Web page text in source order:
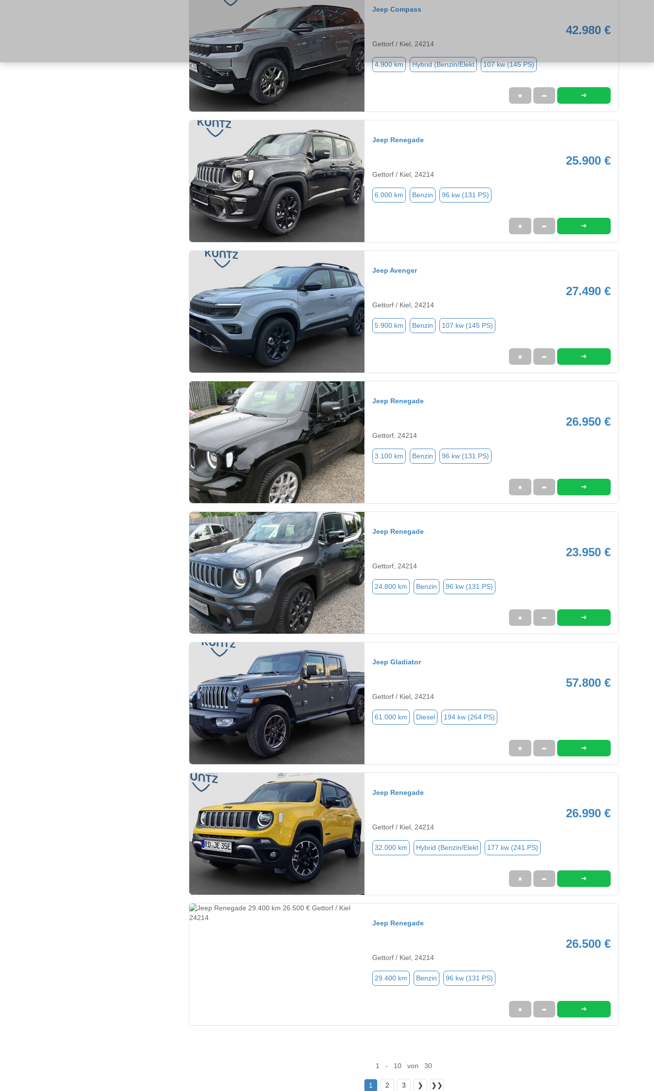
Jeep Compass
42.980 €
Gettorf / Kiel, 24214
4.900 km Hybrid (Benzin/Elekt 107 kw (145 PS)
★ ➦ ➜
Jeep Renegade
25.900 €
Gettorf / Kiel, 24214
6.000 km Benzin 96 kw (131 PS)
★ ➦ ➜
Jeep Avenger
27.490 €
Gettorf / Kiel, 24214
5.900 km Benzin 107 kw (145 PS)
★ ➦ ➜
Jeep Renegade
26.950 €
Gettorf, 24214
3.100 km Benzin 96 kw (131 PS)
★ ➦ ➜
Jeep Renegade
23.950 €
Gettorf, 24214
24.800 km Benzin 96 kw (131 PS)
★ ➦ ➜
Jeep Gladiator
57.800 €
Gettorf / Kiel, 24214
61.000 km Diesel 194 kw (264 PS)
★ ➦ ➜
Jeep Renegade
26.990 €
Gettorf / Kiel, 24214
32.000 km Hybrid (Benzin/Elekt 177 kw (241 PS)
★ ➦ ➜
Jeep Renegade
26.500 €
Gettorf / Kiel, 24214
29.400 km Benzin 96 kw (131 PS)
★ ➦ ➜
1 - 10 von 30
1 2 3 ❯ ❯❯